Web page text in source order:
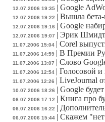
12.07.2006 19:35 | Google
12.07.2006 19:22 | Вышла бета-
12.07.2006 19:16 | Google
12.07.2006 19:07 | Эрик
11.07.2006 15:04 | Corel
11.07.2006 14:59 | В Премии
11.07.2006 13:07 | Слово
11.07.2006 12:54 | Голосовой и
11.07.2006 12:26 | LiveJournal
10.07.2006 18:26 | Google
06.07.2006 17:12 | Книга про
06.07.2006 16:22 |
06.07.2006 15:44 | Скажем